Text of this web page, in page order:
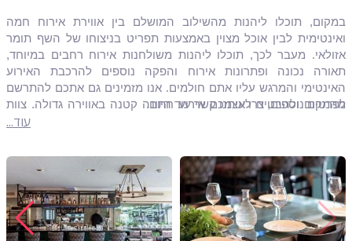
במקום, תוכלו ליהנות מהשילוב המושלם בין אווירת אירוח חמה
ואינטימית לבין אוכל מצוין באמצעות תפריט בניצוחו של השף תומר
אזולאי. מעבר לכך, תוכלו ליהנות משולחנות אירוח רחבים במיוחד,
תאורה נכונה ופתרונות אירוח והפקה נוספים להרכבת האירוע
האינטימי והמרגש עליו אתם חולמים. אנו מזמינים גם אתכם להתרשם
מהמקום ולהבטיח לעצמכם אירוע חתונה קטנה באווירה גדולה. צוות
ניהול מקצועי מטעם המסעדה ילווה אתכם כל הדרך לאירוע המרגש
לפרטים נוספים, צרו איתנו קשר עוד היום.
עוד...